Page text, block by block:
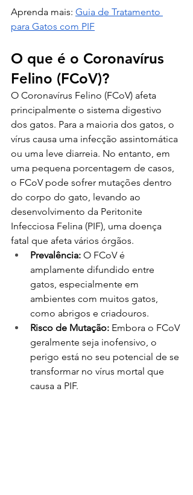
Aprenda mais: Guia de Tratamento
para Gatos com PIF
O que é o Coronavírus
Felino (FCoV)?
O Coronavírus Felino (FCoV) afeta
principalmente o sistema digestivo
dos gatos. Para a maioria dos gatos, o
vírus causa uma infecção assintomática
ou uma leve diarreia. No entanto, em
uma pequena porcentagem de casos,
o FCoV pode sofrer mutações dentro
do corpo do gato, levando ao
desenvolvimento da Peritonite
Infecciosa Felina (PIF), uma doença
fatal que afeta vários órgãos.
Prevalência: O FCoV é
amplamente difundido entre
gatos, especialmente em
ambientes com muitos gatos,
como abrigos e criadouros.
Risco de Mutação: Embora o FCoV
geralmente seja inofensivo, o
perigo está no seu potencial de se
transformar no vírus mortal que
causa a PIF.